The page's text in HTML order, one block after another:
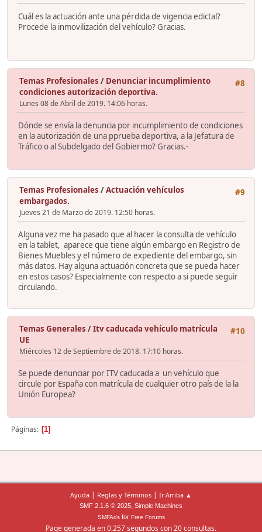
Cuál es la actuación ante una pérdida de vigencia edictal?
Procede la inmovilización del vehículo? Gracias.
#8
Temas Profesionales / Denunciar incumplimiento
condiciones autorización deportiva.
Lunes 08 de Abril de 2019. 14:06 horas.
Dónde se envía la denuncia por incumplimiento de condiciones
en la autorización de una pprueba deportiva, a la Jefatura de
Tráfico o al Subdelgado del Gobiermo? Gracias.-
#9
Temas Profesionales /Actuación vehículos
embargados.
Jueves 21 de Marzo de 2019. 12:50 horas.
Alguna vez me ha pasado que al hacer la consulta de vehículo
en la tablet, aparece que tiene algún embargo en Registro de
Bienes Muebles y el número de expediente del embargo, sin
más datos. Hay alguna actuación concreta que se pueda hacer
en estos casos? Especialmente con respecto a si puede seguir
circulando.
#10
Temas Generales /Itv caducada vehículo matrícula
UE
Miércoles 12 de Septiembre de 2018. 17:10 horas.
Se puede denunciar por ITV caducada a un vehículo que
circule por España con matrícula de cualquier otro país de la la
Unión Europea?
Páginas 1
Ayuda | Reglas y Términos | Ir Arriba ▲
SMF 2.1.6 © 2025, Simple Machines
SMFAdsfor Free Forums
Page generada en 0.257 segundos con 20 consultas.